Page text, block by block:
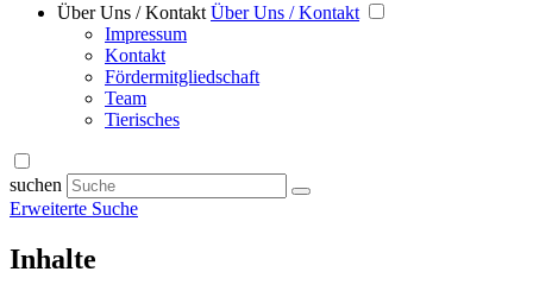
Über Uns / Kontakt Über Uns / Kontakt
Impressum
Kontakt
Fördermitgliedschaft
Team
Tierisches
suchen
Erweiterte Suche
Inhalte